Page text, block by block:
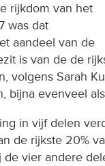
rijkdom van het
was dat
aandeel van de
is van de de
volgens Sarah
bijna evenveel
in vijf delen
de rijkste 20%
de vier andere